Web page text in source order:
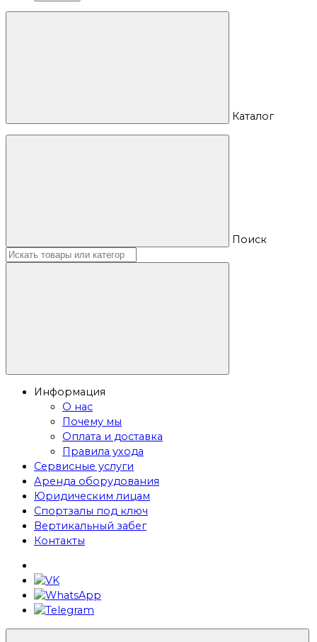
Каталог
Поиск
Информация
О нас
Почему мы
Оплата и доставка
Правила ухода
Сервисные услуги
Аренда оборудования
Юридическим лицам
Спортзалы под ключ
Вертикальный забег
Контакты